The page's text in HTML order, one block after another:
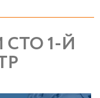
1-Й